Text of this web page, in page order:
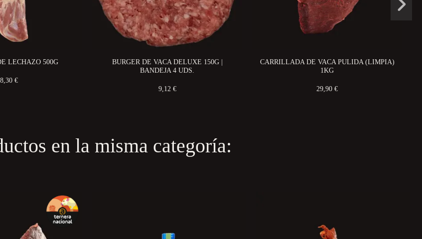
LECHAZO 500G
€
BURGER DE VACA DELUXE 150G |
BANDEJA 4 UDS.
9,12 €
CARRILLADA DE VACA PULIDA (LIMPIA)
1KG
29,90 €
en la misma categoría: